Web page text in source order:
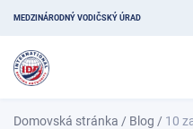
MEDZINÁRODNÝ VODIČSKÝ ÚRAD
Domovská stránka / Blog / 10